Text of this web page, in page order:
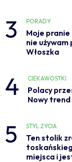
3 PORADY
Moje
nie używam
Włoszka
4 CIEKAWOSTKI
Polacy
Nowy
5 STYL ŻYCIA
Ten stolik
miejsca i